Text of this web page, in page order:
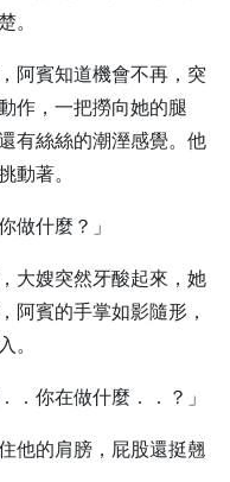
。
阿賓知道機會不再，突
作，一把撈向她的腿
有絲絲的潮溼感覺。他
動著。
做什麼？」
大嫂突然牙酸起來，她
阿賓的手掌如影隨形，
。
．你在做什麼．．？」
他的肩膀，屁股還挺翹